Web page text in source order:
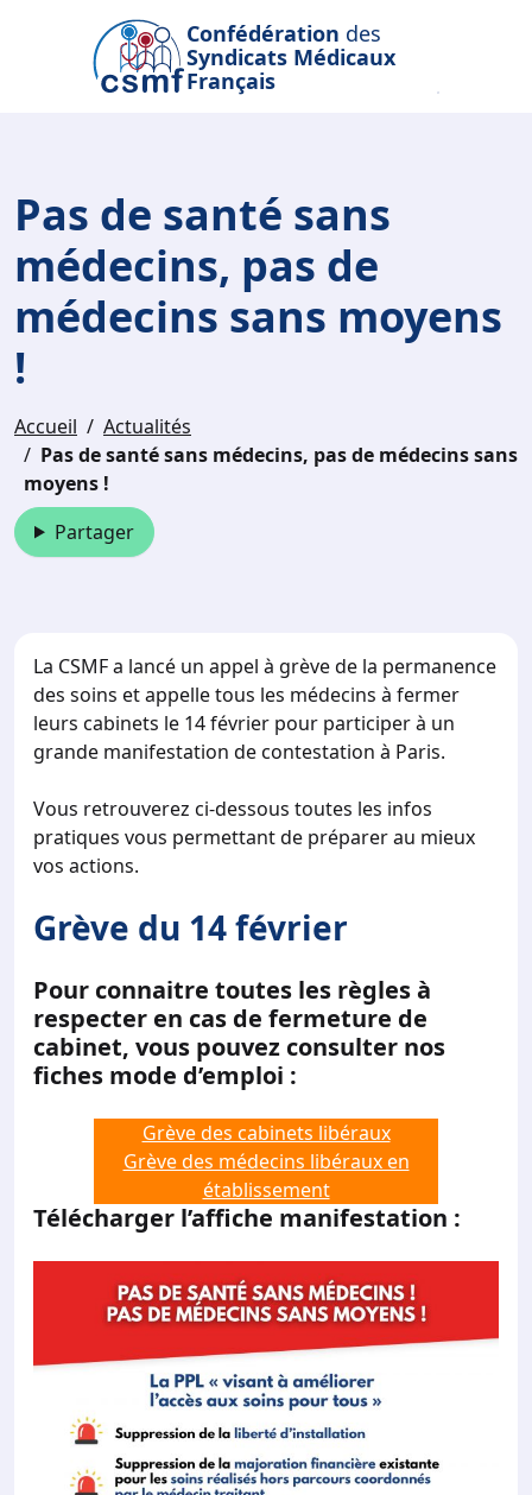
Passer au contenu principal
Confédération des
Syndicats Médicaux
Français
Pas de santé sans
médecins, pas de
médecins sans moyens
!
Accueil
Actualités
Pas de santé sans médecins, pas de médecins sans
moyens !
Partager
La CSMF a lancé un appel à grève de la permanence
des soins et appelle tous les médecins à fermer
leurs cabinets le 14 février pour participer à un
grande manifestation de contestation à Paris.
Vous retrouverez ci-dessous toutes les infos
pratiques vous permettant de préparer au mieux
vos actions.
Grève du 14 février
Pour connaitre toutes les règles à
respecter en cas de fermeture de
cabinet, vous pouvez consulter nos
fiches mode d’emploi :
Grève des cabinets libéraux
Grève des médecins libéraux en
établissement
Télécharger l’affiche manifestation :